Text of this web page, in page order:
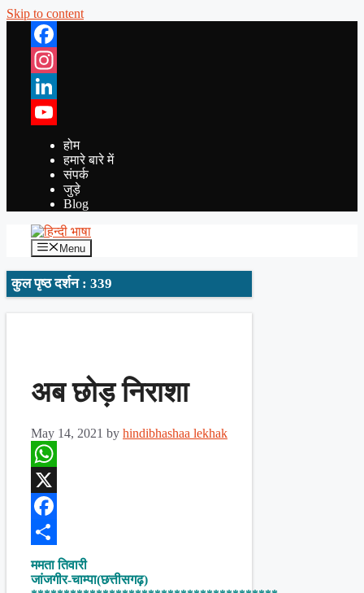
Skip to content
Facebook
Instagram
LinkedIn
YouTube
होम
हमारे बारे में
संपर्क
जुड़े
Blog
Menu
कुल पृष्ठ दर्शन : 339
अब छोड़ निराशा
May 14, 2021 by hindibhashaa lekhak
WhatsApp
X
Facebook
Share
ममता तिवारी
जांजगीर-चाम्पा(छत्तीसगढ़)